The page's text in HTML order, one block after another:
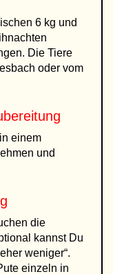
6 kg und
Die Tiere
oder vom
einem
und
die
kannst Du
weniger“.
einzeln in